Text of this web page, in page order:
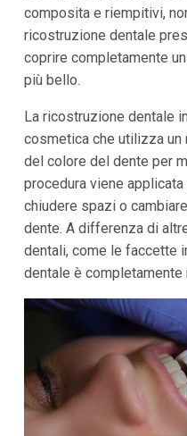
composita e riempitivi,
ricostruzione dentale
coprire completamente
più bello.
La ricostruzione dentale
cosmetica che utilizza
del colore del dente per
procedura viene
chiudere spazi o
dente. A differenza di
dentali, come le faccette
dentale è completamente